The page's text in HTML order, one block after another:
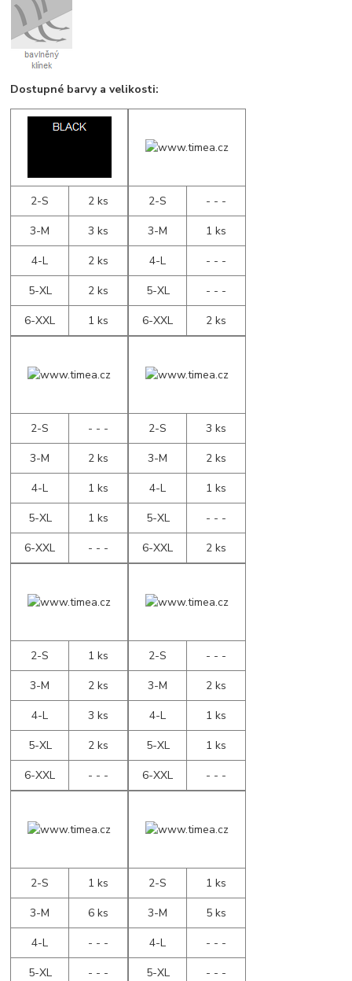
Dostupné barvy a velikosti:
2-S
2 ks
3-M
3 ks
4-L
2 ks
5-XL
2 ks
6-XXL
1 ks
2-S
- - -
3-M
1 ks
4-L
- - -
5-XL
- - -
6-XXL
2 ks
2-S
- - -
3-M
2 ks
4-L
1 ks
5-XL
1 ks
6-XXL
- - -
2-S
3 ks
3-M
2 ks
4-L
1 ks
5-XL
- - -
6-XXL
2 ks
2-S
1 ks
3-M
2 ks
4-L
3 ks
5-XL
2 ks
6-XXL
- - -
2-S
- - -
3-M
2 ks
4-L
1 ks
5-XL
1 ks
6-XXL
- - -
2-S
1 ks
3-M
6 ks
4-L
- - -
5-XL
- - -
2-S
1 ks
3-M
5 ks
4-L
- - -
5-XL
- - -